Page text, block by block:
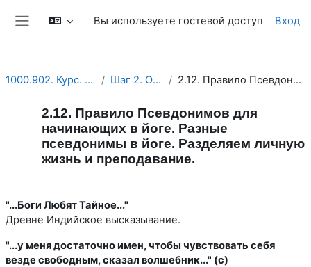
Перейти к основному содержанию
Боковая панель
Вы используете гостевой доступ Вход
1000.902. Курс. ЕДИНЫЙ КУРС. УЧЕБНЫЕ ПЛАНЫ. Планы Опенйоги с долей юмора. Шаг 2. Организационные Положения в Открытой Йоге. 2.12. Правило Псевдонимов для начинающих в йоге. Разные псевдонимы в йоге. Разделяем личную жизнь и преподавание.
2.12. Правило Псевдонимов для
начинающих в йоге. Разные
псевдонимы в йоге. Разделяем личную
жизнь и преподавание.
"...Боги Любят Тайное..."
Древне Индийское высказывание.
"...у меня достаточно имен, чтобы чувствовать себя
везде свободным, сказал волшебник..." (с)